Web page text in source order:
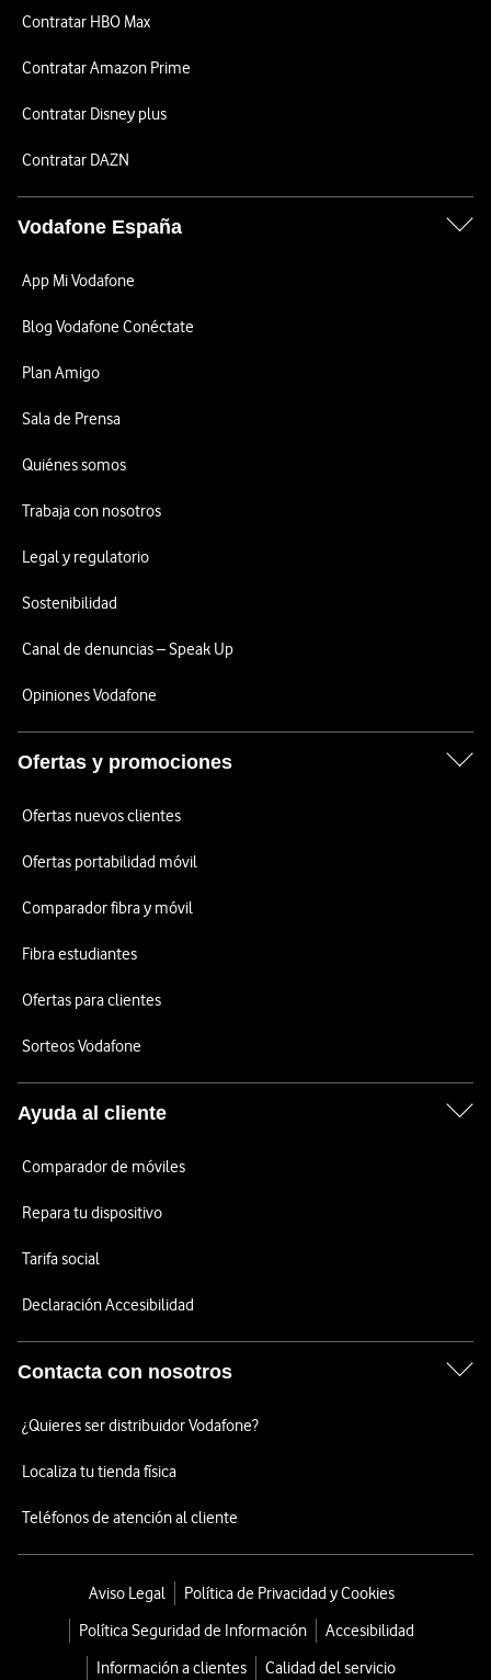
Contratar HBO Max
Contratar Amazon Prime
Contratar Disney plus
Contratar DAZN
Vodafone España
App Mi Vodafone
Blog Vodafone Conéctate
Plan Amigo
Sala de Prensa
Quiénes somos
Trabaja con nosotros
Legal y regulatorio
Sostenibilidad
Canal de denuncias – Speak Up
Opiniones Vodafone
Ofertas y promociones
Ofertas nuevos clientes
Ofertas portabilidad móvil
Comparador fibra y móvil
Fibra estudiantes
Ofertas para clientes
Sorteos Vodafone
Ayuda al cliente
Comparador de móviles
Repara tu dispositivo
Tarifa social
Declaración Accesibilidad
Contacta con nosotros
¿Quieres ser distribuidor Vodafone?
Localiza tu tienda física
Teléfonos de atención al cliente
Aviso Legal
Política de Privacidad y Cookies
Política Seguridad de Información
Accesibilidad
Información a clientes
Calidad del servicio